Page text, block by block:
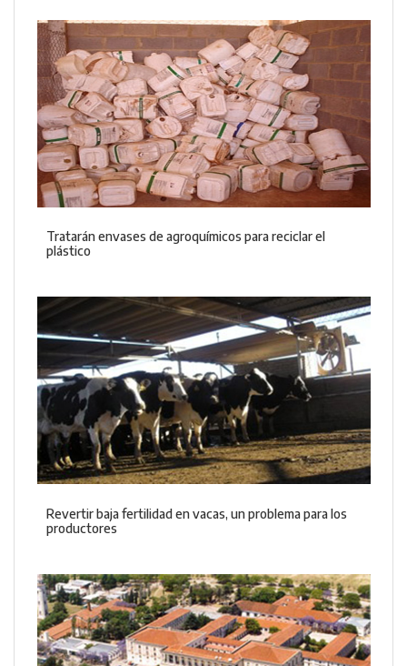
Tratarán envases de agroquímicos para reciclar el
plástico
Revertir baja fertilidad en vacas, un problema para los
productores